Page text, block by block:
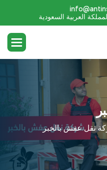
العربية السعودية
نقل عفش بالخبر